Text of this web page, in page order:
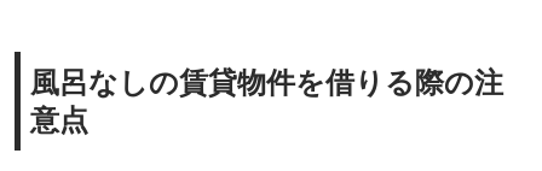
風呂なしの賃貸物件を借りる際の注
意点